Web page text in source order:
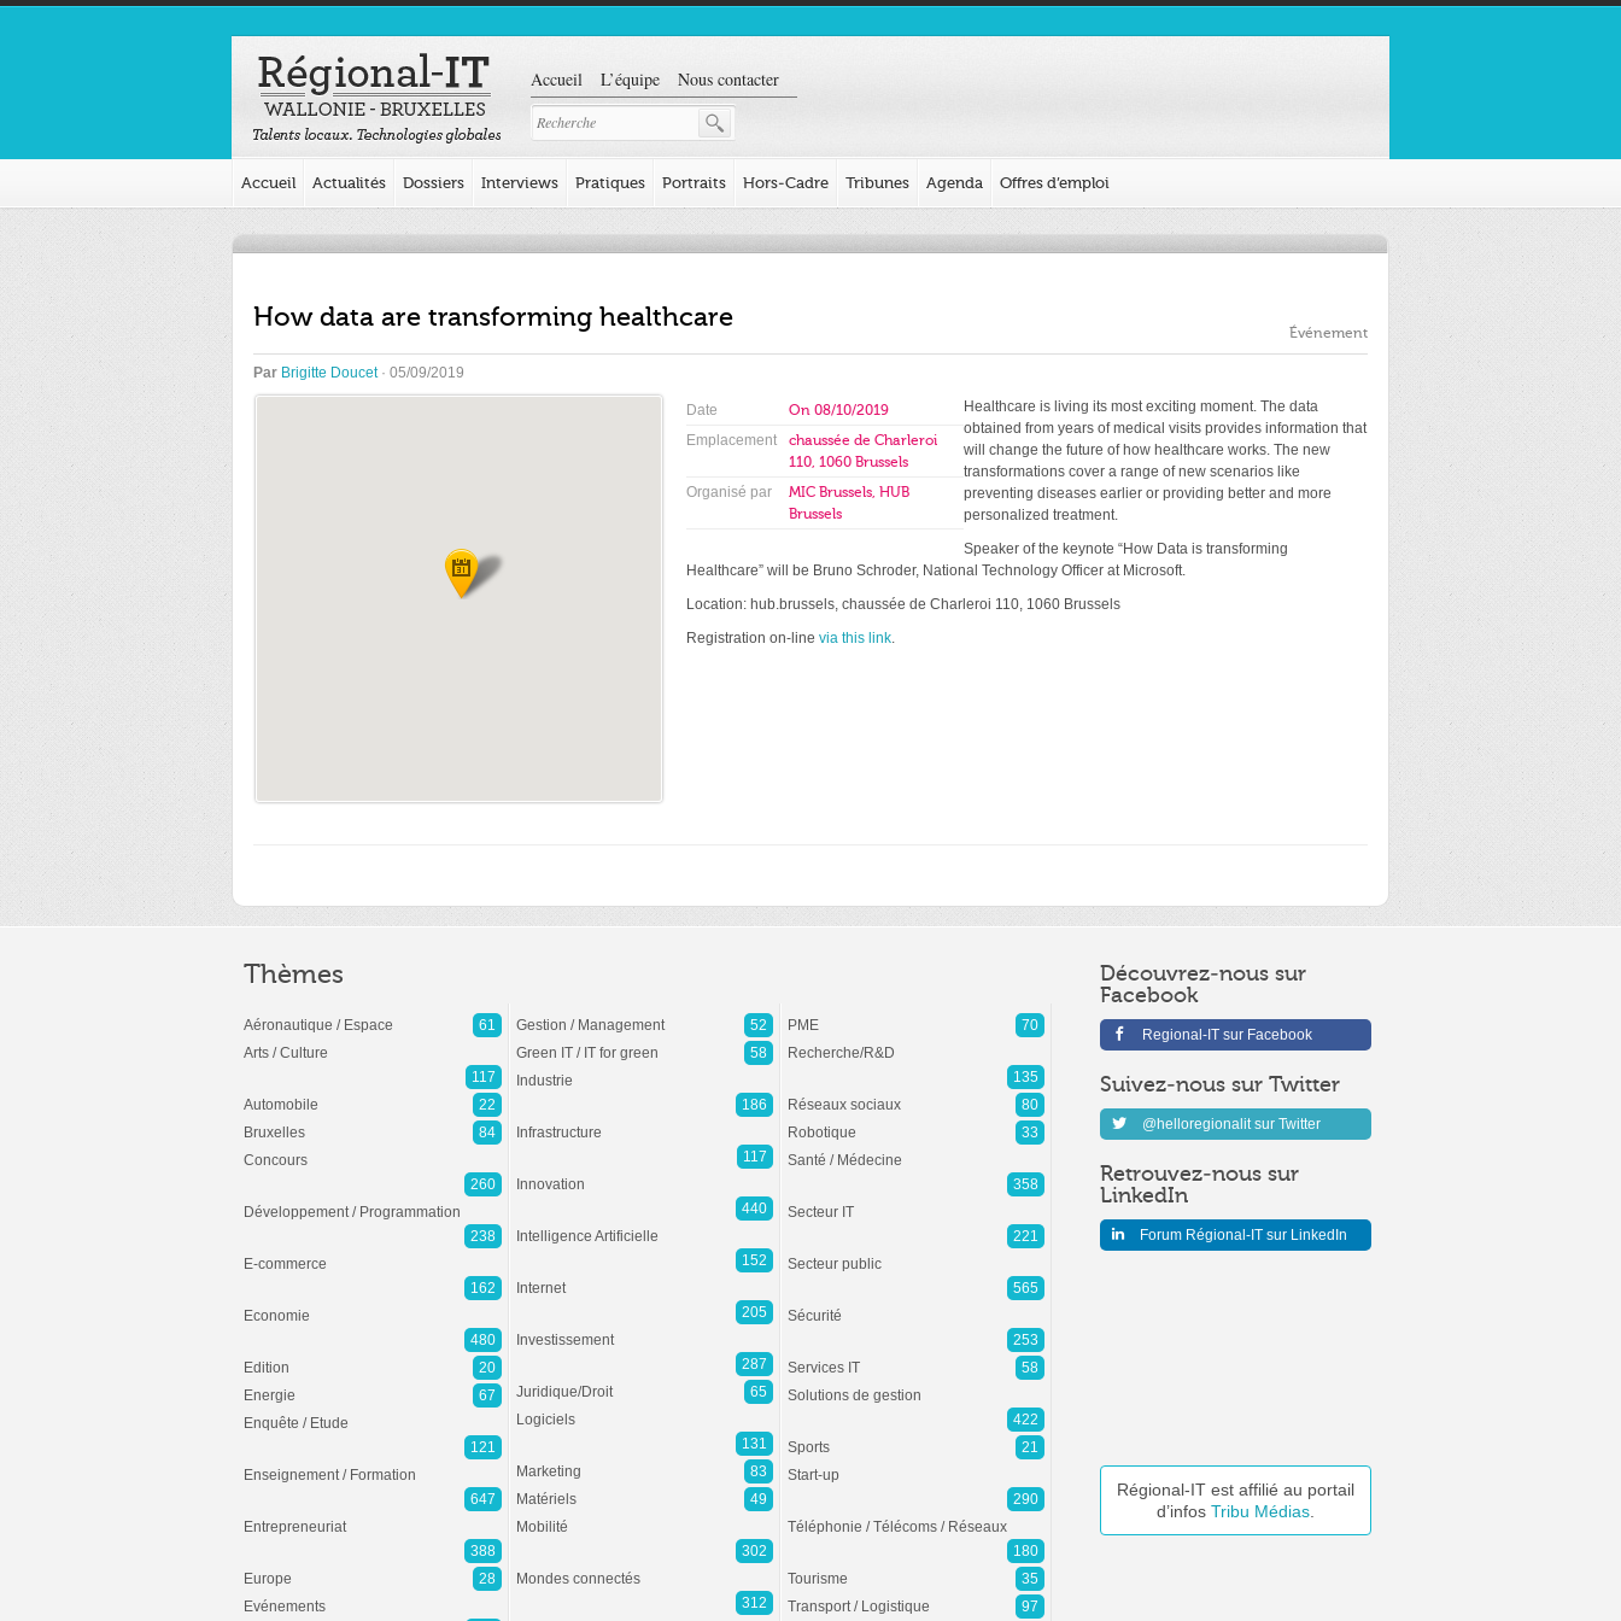
Accueil L’équipe Nous contacter
Accueil Actualités Dossiers Interviews Pratiques Portraits Hors-Cadre Tribunes Agenda Offres d’emploi
How data are transforming healthcare Événement
Par Brigitte Doucet· 05/09/2019
Date On 08/10/2019
Emplacement
chaussée de Charleroi
110, 1060 Brussels
Organisé par
MIC Brussels, HUB
Brussels
Healthcare is living its most exciting moment. The data
obtained from years of medical visits provides information that
will change the future of how healthcare works. The new
transformations cover a range of new scenarios like
preventing diseases earlier or providing better and more
personalized treatment.
Speaker of the keynote “How Data is transforming
Healthcare” will be Bruno Schroder, National Technology Officer at Microsoft.
Location: hub.brussels, chaussée de Charleroi 110, 1060 Brussels
Registration on-line via this link.
Découvrez-nous sur
Facebook
Regional-IT sur Facebook
Suivez-nous sur Twitter
@helloregionalit sur Twitter
Retrouvez-nous sur
LinkedIn
Forum Régional-IT sur LinkedIn
Régional-IT est affilié au portail
d’infos Tribu Médias
Thèmes
Aéronautique / Espace
61
Arts / Culture
117
Automobile
22
Bruxelles
84
Concours
260
Développement / Programmation
238
E-commerce
162
Economie
480
Edition
20
Energie
67
Enquête / Etude
121
Enseignement / Formation
647
Entrepreneuriat
388
Europe
28
Evénements
Gestion / Management
52
Green IT / IT for green
58
Industrie
186
Infrastructure
117
Innovation
440
Intelligence Artificielle
152
Internet
205
Investissement
287
Juridique/Droit
65
Logiciels
131
Marketing
83
Matériels
49
Mobilité
302
Mondes connectés
312
PME
70
Recherche/R&D
135
Réseaux sociaux
80
Robotique
33
Santé / Médecine
358
Secteur IT
221
Secteur public
565
Sécurité
253
Services IT
58
Solutions de gestion
422
Sports
21
Start-up
290
Téléphonie / Télécoms / Réseaux
180
Tourisme
35
Transport / Logistique
97